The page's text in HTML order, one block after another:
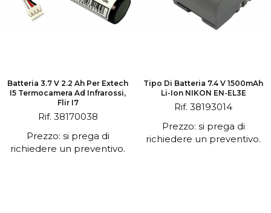
Batteria 3.7 V 2.2 Ah Per Extech
I5 Termocamera Ad Infrarossi,
Flir I7
Rif. 38170038
Prezzo: si prega di
richiedere un preventivo.
Tipo Di Batteria 7.4 V 1500mAh
Li-Ion NIKON EN-EL3E
Rif. 38193014
Prezzo: si prega di
richiedere un preventivo.